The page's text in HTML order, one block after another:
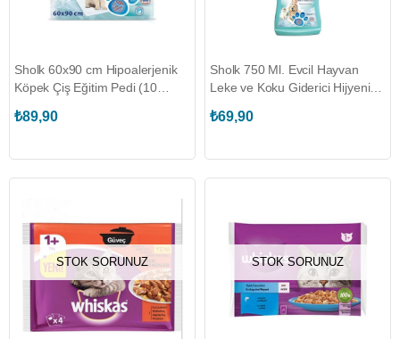
Sholk 60x90 cm Hipoalerjenik
Köpek Çiş Eğitim Pedi (10
₺89,90
Sholk 750 Ml. Evcil Hayvan
Leke ve Koku Giderici Hijyenik
₺69,90
STOK SORUNUZ STOK SORUNUZ